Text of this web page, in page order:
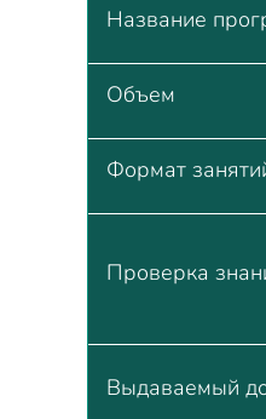
Название
Объем
Формат
Проверка
Выдаваемый